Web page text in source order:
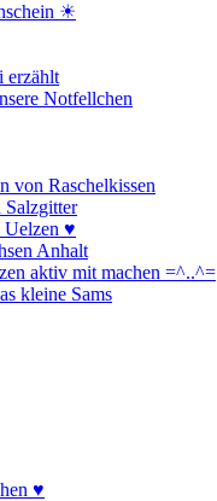
☀
erzählt
Notfellchen
von Raschelkissen
Salzgitter
♥
Anhalt
aktiv mit machen =^..^=
kleine Sams
♥